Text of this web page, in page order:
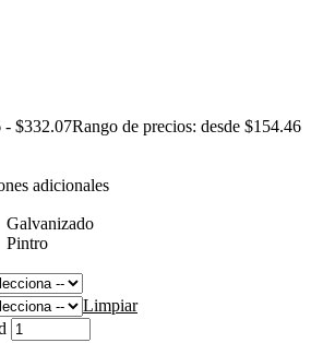
- $332.07Rango de precios: desde $154.46
adicionales
Galvanizado
Pintro
Limpiar